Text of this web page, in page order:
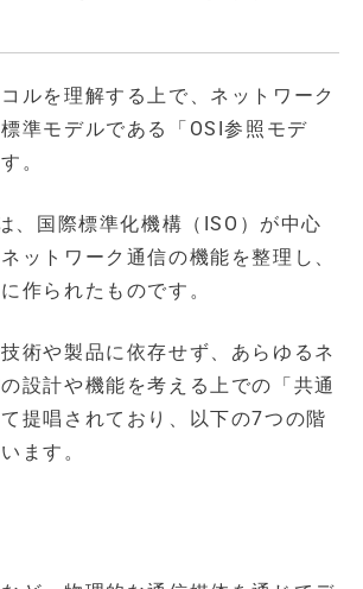
ルを理解する上で、ネットワーク
準モデルである「OSI参照モデ
。
、国際標準化機構（ISO）が中心
ットワーク通信の機能を整理し、
作られたものです。
術や製品に依存せず、あらゆるネ
設計や機能を考える上での「共通
提唱されており、以下の7つの階
ます。